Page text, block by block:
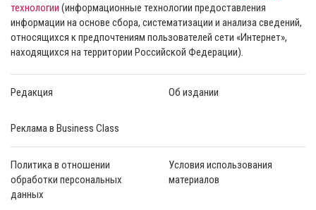
технологии (информационные технологии предоставления
информации на основе сбора, систематизации и анализа сведений,
относящихся к предпочтениям пользователей сети «Интернет»,
находящихся на территории Российской Федерации).
Редакция Об издании
Реклама в Business Class
Политика в отношении
обработки персональных
данных
Условия использования
материалов